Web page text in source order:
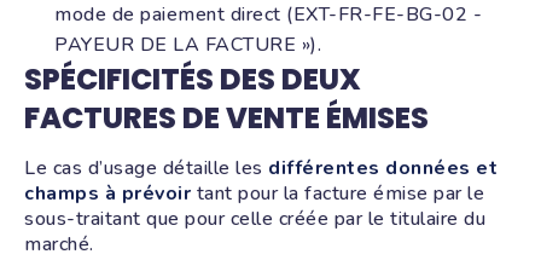
mode de paiement direct (EXT-FR-FE-BG-02 -
PAYEUR DE LA FACTURE »).
SPÉCIFICITÉS DES DEUX
FACTURES DE VENTE ÉMISES
Le cas d’usage détaille les différentes données et
champs à prévoir tant pour la facture émise par le
sous-traitant que pour celle créée par le titulaire du
marché.